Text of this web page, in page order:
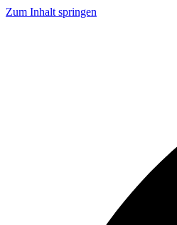
Zum Inhalt springen